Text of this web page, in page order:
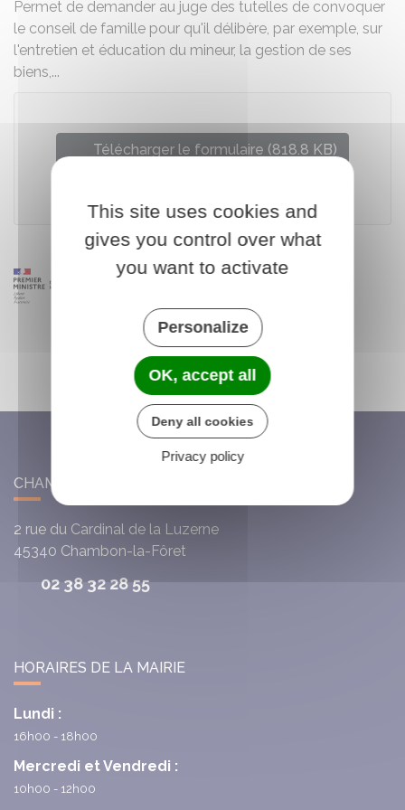
Permet de demander au juge des tutelles de convoquer
le conseil de famille pour qu'il délibère, par exemple, sur
l'entretien et éducation du mineur, la gestion de ses
biens,...
Télécharger le formulaire (818.8 KB)
CHAMBON-LA-FÔRET
2 rue du Cardinal de la Luzerne
45340 Chambon-la-Fôret
02 38 32 28 55
HORAIRES DE LA MAIRIE
Lundi :
16h00 - 18h00
Mercredi et Vendredi :
10h00 - 12h00
This site uses cookies and
gives you control over what
you want to activate
Personalize
OK, accept all
Deny all cookies
Privacy policy